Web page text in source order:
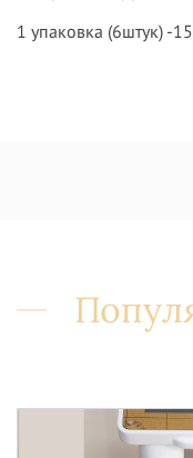
1 упаковка (6штук) -